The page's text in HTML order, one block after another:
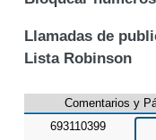
Llamadas de
Lista Robinson
Comentarios y
693110399